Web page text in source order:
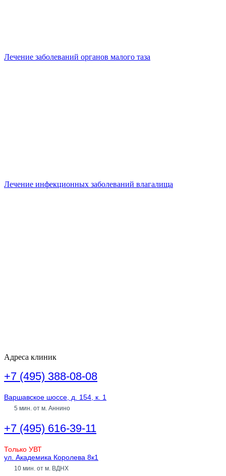
Лечение заболеваний органов малого таза
Лечение инфекционных заболеваний влагалища
Адреса клиник
+7 (495) 388-08-08
Варшавское шоссе, д. 154, к. 1
5 мин. от м. Аннино
+7 (495) 616-39-11
Только УВТ
ул. Академика Королева 8к1
10 мин. от м. ВДНХ